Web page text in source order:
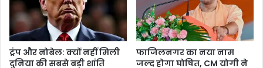
ट्रंप और नोबेल: क्यों नहीं मिली
दुनिया की सबसे बड़ी शांति
फाजिलनगर का नया नाम
जल्द होगा घोषित, CM योगी ने